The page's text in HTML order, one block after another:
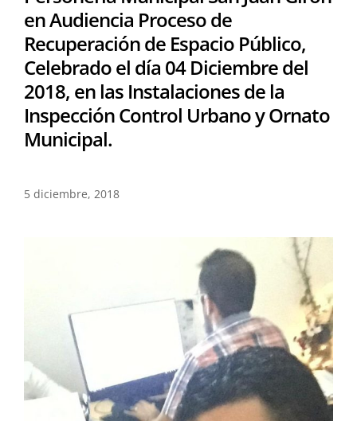
en Audiencia Proceso de
Recuperación de Espacio Público,
Celebrado el día 04 Diciembre del
2018, en las Instalaciones de la
Inspección Control Urbano y Ornato
Municipal.
5 diciembre, 2018